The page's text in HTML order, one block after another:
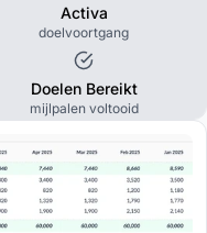
Activa
doelvoortgang
Doelen Bereikt
mijlpalen voltooid